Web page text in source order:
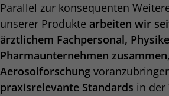
Parallel zur konsequenten
unserer Produkte arbeiten wir
ärztlichem Fachpersonal,
Pharmaunternehmen zusammen
Aerosolforschung
praxisrelevante Standards in der